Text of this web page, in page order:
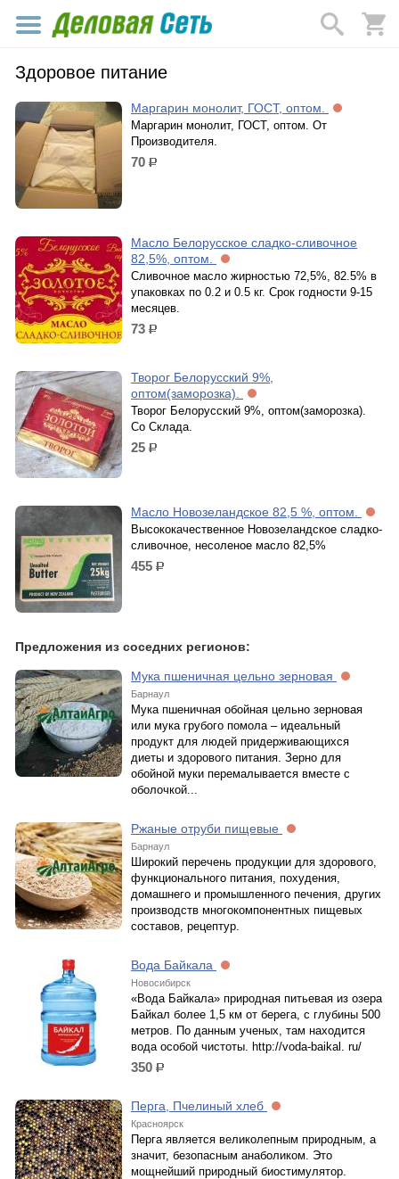
Здоровое питание
Маргарин монолит, ГОСТ, оптом.
Маргарин монолит, ГОСТ, оптом. От
Производителя.
70 р.
Масло Белорусское сладко-сливочное
82,5%, оптом.
Сливочное масло жирностью 72,5%, 82.5% в
упаковках по 0.2 и 0.5 кг. Срок годности 9-15
месяцев.
73 р.
Творог Белорусский 9%,
оптом(заморозка).
Творог Белорусский 9%, оптом(заморозка).
Со Склада.
25 р.
Масло Новозеландское 82,5 %, оптом.
Высококачественное Новозеландское сладко-
сливочное, несоленое масло 82,5%
455 р.
Предложения из соседних регионов:
Мука пшеничная цельно зерновая
Барнаул
Мука пшеничная обойная цельно зерновая
или мука грубого помола – идеальный
продукт для людей придерживающихся
диеты и здорового питания. Зерно для
обойной муки перемалывается вместе с
оболочкой...
Ржаные отруби пищевые
Барнаул
Широкий перечень продукции для здорового,
функционального питания, похудения,
домашнего и промышленного печения, других
производств многокомпонентных пищевых
составов, рецептур.
Вода Байкала
Новосибирск
«Вода Байкала» природная питьевая из озера
Байкал более 1,5 км от берега, с глубины 500
метров. По данным ученых, там находится
вода особой чистоты. http://voda-baikal. ru/
350 р.
Перга, Пчелиный хлеб
Красноярск
Перга является великолепным природным, а
значит, безопасным анаболиком. Это
мощнейший природный биостимулятор.